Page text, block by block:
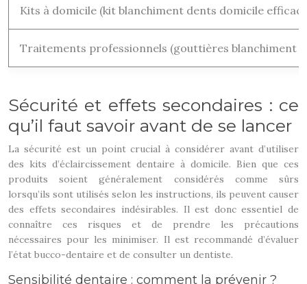
Kits à domicile (kit blanchiment dents domicile
Traitements professionnels (gouttières blanchiment
Sécurité et effets secondaires : ce
qu’il faut savoir avant de se lancer
La sécurité est un point crucial à considérer avant d’utiliser
des kits d’éclaircissement dentaire à domicile. Bien que ces
produits soient généralement considérés comme sûrs
lorsqu’ils sont utilisés selon les instructions, ils peuvent causer
des effets secondaires indésirables. Il est donc essentiel de
connaître ces risques et de prendre les précautions
nécessaires pour les minimiser. Il est recommandé d’évaluer
l’état bucco-dentaire et de consulter un dentiste.
Sensibilité dentaire : comment la prévenir ?